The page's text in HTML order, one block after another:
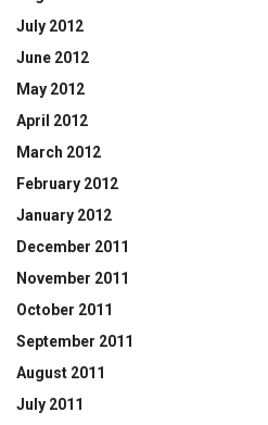
July 2012
June 2012
May 2012
April 2012
March 2012
February 2012
January 2012
December 2011
November 2011
October 2011
September 2011
August 2011
July 2011